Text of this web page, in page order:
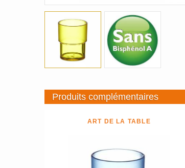
Produits complémentaires
ART DE LA TABLE